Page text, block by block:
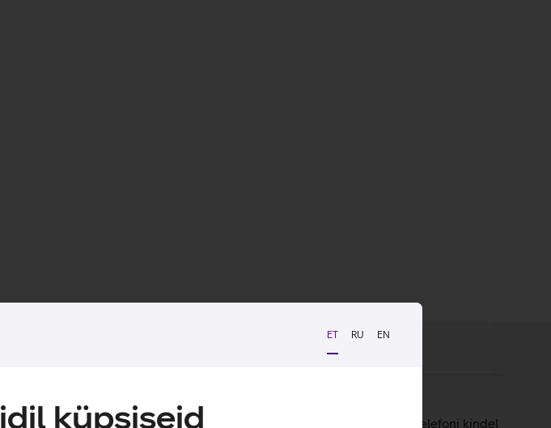
ET RU EN
küpsiseid
ja seeläbi jätab nähtavale seadme unikaalse disaini. Nii on tagatud telefoni kindel